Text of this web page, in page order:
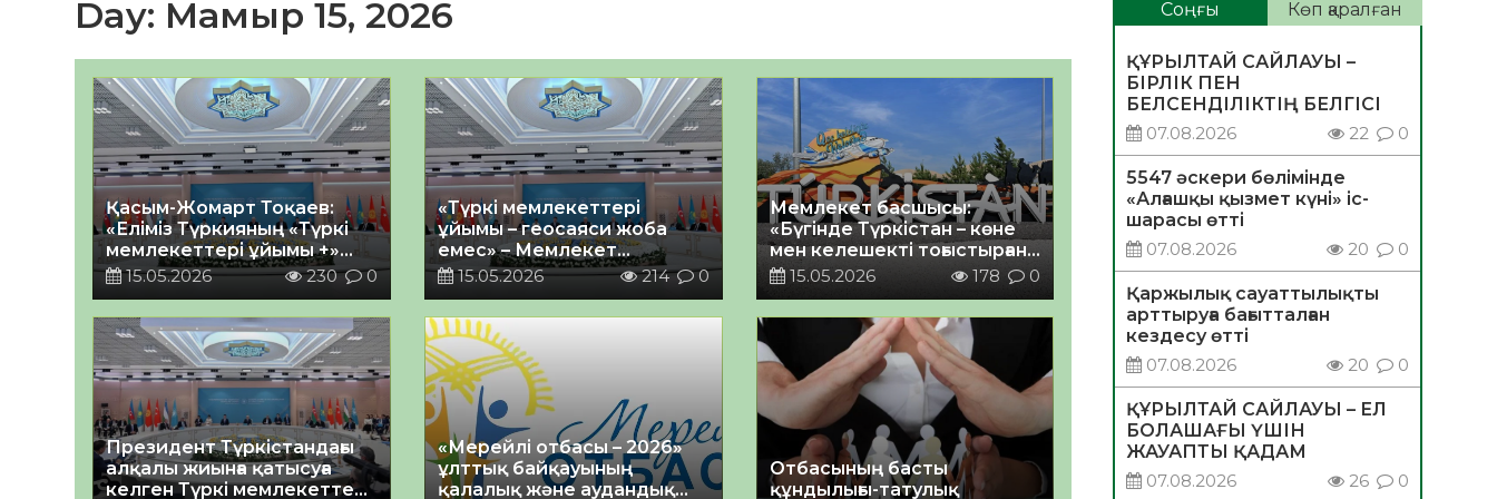
Day: Мамыр 15, 2026
Қасым-Жомарт Тоқаев:
«Еліміз Түркияның «Түркі
мемлекеттері ұйымы +»
форматын құру
15.05.2026 230 0
«Түркі мемлекеттері
ұйымы – геосаяси жоба
емес» – Мемлекет
басшысы Ұйымды әскери
сипаттаушыларға жауап
берді
15.05.2026 214 0
Мемлекет басшысы:
«Бүгінде Түркістан – көне
мен келешекті тоғыстырған
шырайлы шаһар»
15.05.2026 178 0
Президент Түркістандағы
алқалы жиынға қатысуға
келген Түркі мемлекеттері
«Мерейлі отбасы – 2026»
ұлттық байқауының
қалалық және аудандық
Отбасының басты
құндылығы-татулық
Соңғы Көп қаралған
ҚҰРЫЛТАЙ САЙЛАУЫ –
БІРЛІК ПЕН
БЕЛСЕНДІЛІКТІҢ БЕЛГІСІ
07.08.2026
22 0
5547 әскери бөлімінде
«Алғашқы қызмет күні» іс-
шарасы өтті
07.08.2026
20 0
Қаржылық сауаттылықты
арттыруға бағытталған
кездесу өтті
07.08.2026
20 0
ҚҰРЫЛТАЙ САЙЛАУЫ – ЕЛ
БОЛАШАҒЫ ҮШІН
ЖАУАПТЫ ҚАДАМ
07.08.2026
26 0